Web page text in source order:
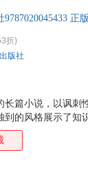
长篇小说，以讽刺
到的风格展示了知
折)
版社